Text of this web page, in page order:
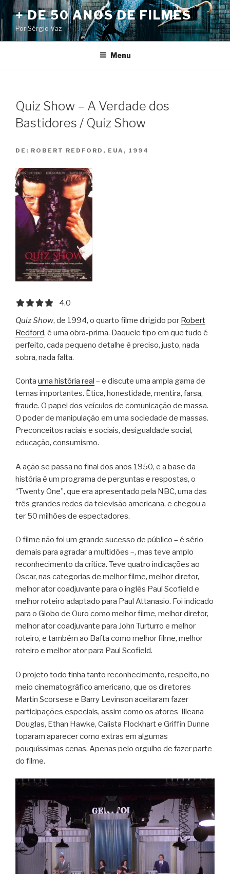
Pular
para
o
conteúdo
+ DE 50 ANOS DE FILMES
Por Sérgio Vaz
Menu
Quiz Show – A Verdade dos
Bastidores / Quiz Show
DE: ROBERT REDFORD, EUA, 1994
4.0 out of 5.0 stars
4.0
Quiz Show, de 1994, o quarto filme dirigido por Robert
Redford, é uma obra-prima. Daquele tipo em que tudo é
perfeito, cada pequeno detalhe é preciso, justo, nada
sobra, nada falta.
Conta uma história real – e discute uma ampla gama de
temas importantes. Ética, honestidade, mentira, farsa,
fraude. O papel dos veículos de comunicação de massa.
O poder de manipulação em uma sociedade de massas.
Preconceitos raciais e sociais, desigualdade social,
educação, consumismo.
A ação se passa no final dos anos 1950, e a base da
história é um programa de perguntas e respostas, o
“Twenty One”, que era apresentado pela NBC, uma das
três grandes redes da televisão americana, e chegou a
ter 50 milhões de espectadores.
O filme não foi um grande sucesso de público – é sério
demais para agradar a multidões –, mas teve amplo
reconhecimento da crítica. Teve quatro indicações ao
Oscar, nas categorias de melhor filme, melhor diretor,
melhor ator coadjuvante para o inglês Paul Scofield e
melhor roteiro adaptado para Paul Attanasio. Foi indicado
para o Globo de Ouro como melhor filme, melhor diretor,
melhor ator coadjuvante para John Turturro e melhor
roteiro, e também ao Bafta como melhor filme, melhor
roteiro e melhor ator para Paul Scofield.
O projeto todo tinha tanto reconhecimento, respeito, no
meio cinematográfico americano, que os diretores
Martin Scorsese e Barry Levinson aceitaram fazer
participações especiais, assim como os atores Illeana
Douglas, Ethan Hawke, Calista Flockhart e Griffin Dunne
toparam aparecer como extras em algumas
pouquíssimas cenas. Apenas pelo orgulho de fazer parte
do filme.